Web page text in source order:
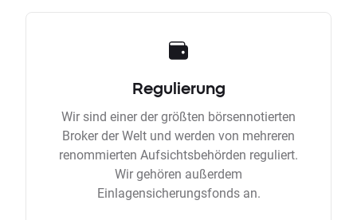
Regulierung
Wir sind einer der größten börsennotierten
Broker der Welt und werden von mehreren
renommierten Aufsichtsbehörden reguliert.
Wir gehören außerdem
Einlagensicherungsfonds an.